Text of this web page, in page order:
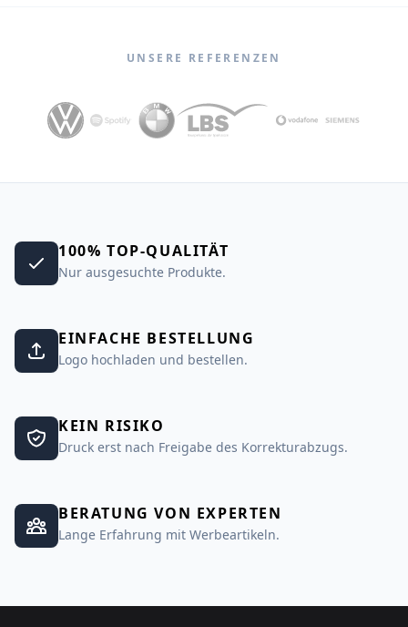
UNSERE REFERENZEN
100% TOP-QUALITÄT
Nur ausgesuchte Produkte.
EINFACHE BESTELLUNG
Logo hochladen und bestellen.
KEIN RISIKO
Druck erst nach Freigabe des Korrekturabzugs.
BERATUNG VON EXPERTEN
Lange Erfahrung mit Werbeartikeln.